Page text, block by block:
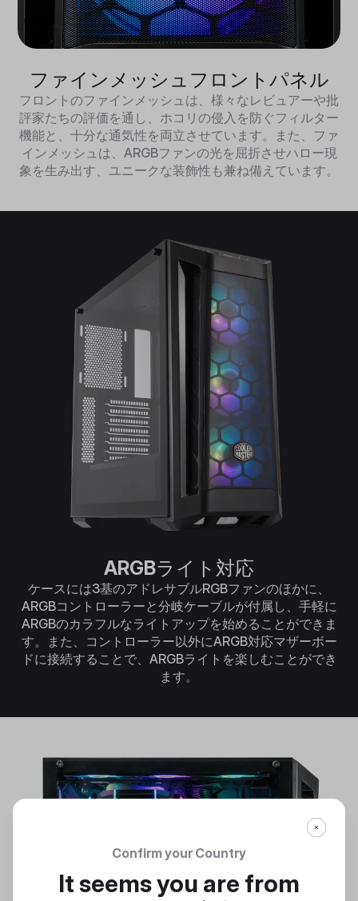
ファインメッシュフロントパネル
フロントのファインメッシュは、様々なレビュアーや批
評家たちの評価を通し、ホコリの侵入を防ぐフィルター
機能と、十分な通気性を両立させています。また、ファ
インメッシュは、ARGBファンの光を屈折させハロー現
象を生み出す、ユニークな装飾性も兼ね備えています。
ARGBライト対応
ケースには3基のアドレサブルRGBファンのほかに、
ARGBコントローラーと分岐ケーブルが付属し、手軽に
ARGBのカラフルなライトアップを始めることができま
す。また、コントローラー以外にARGB対応マザーボー
ドに接続することで、ARGBライトを楽しむことができ
ます。
Confirm your Country
It seems you are from